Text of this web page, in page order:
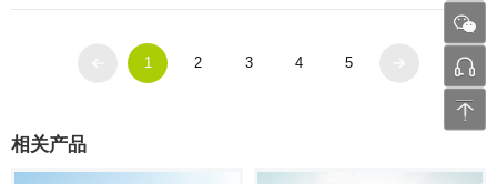
有机化学工业等都是主要的恶英发源地。
散发恶臭物质成分有：氨租胺类等含氮化
合物，硫化氢、硫醇等含硫化合物，以及
醛类、酮类、脂肪酸类、和不饱和烃类
1 2 3 4 5
相关产品
张